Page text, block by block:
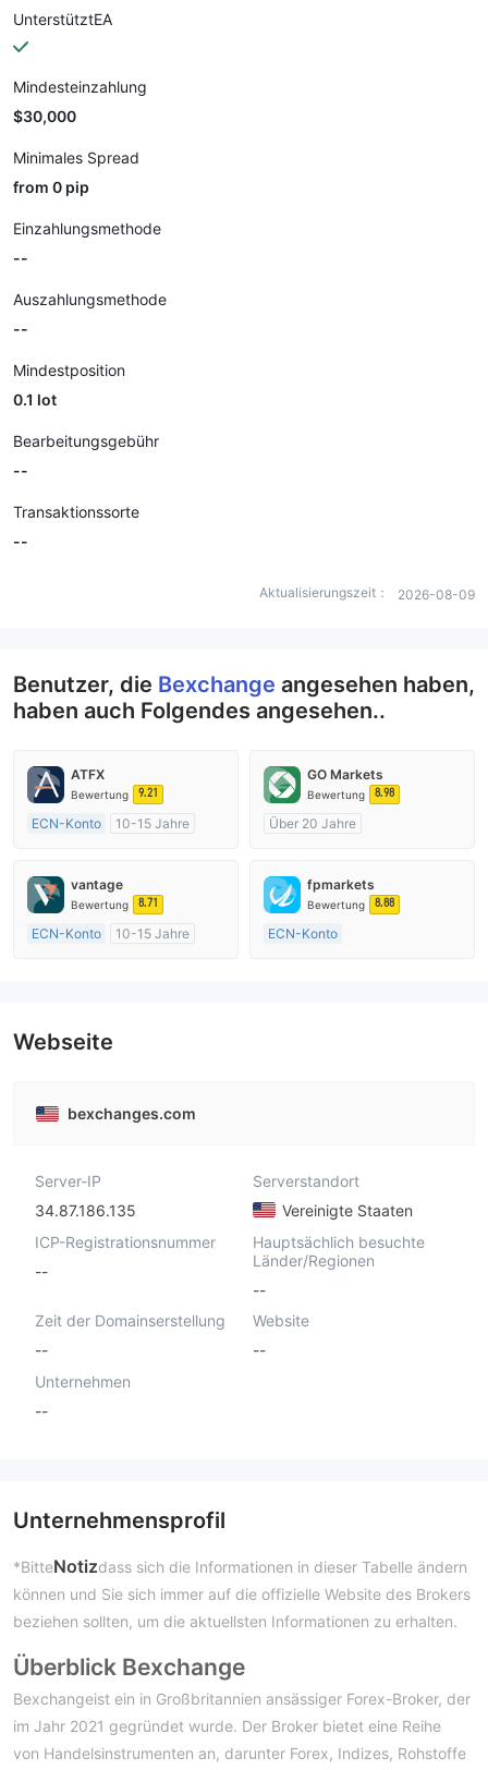
UnterstütztEA
Mindesteinzahlung
$30,000
Minimales Spread
from 0 pip
Einzahlungsmethode
--
Auszahlungsmethode
--
Mindestposition
0.1 lot
Bearbeitungsgebühr
--
Transaktionssorte
--
Aktualisierungszeit： 2026-08-09
Benutzer, die Bexchange angesehen haben,
haben auch Folgendes angesehen..
ATFX
Bewertung 9.21
ECN-Konto
10-15 Jahre
Market Making (MM)
MT4-Volllizenz
GO Markets
Bewertung 8.98
Über 20 Jahre
Market Making (MM)
cTrader
vantage
Bewertung 8.71
ECN-Konto
10-15 Jahre
fpmarkets
Bewertung 8.88
ECN-Konto
Webseite
bexchanges.com
Server-IP
34.87.186.135
Serverstandort
Vereinigte Staaten
ICP-Registrationsnummer
--
Hauptsächlich besuchte
Länder/Regionen
--
Zeit der Domainserstellung
--
Website
--
Unternehmen
--
Unternehmensprofil
*BitteNotizdass sich die Informationen in dieser Tabelle ändern
können und Sie sich immer auf die offizielle Website des Brokers
beziehen sollten, um die aktuellsten Informationen zu erhalten.
Überblick Bexchange
Bexchangeist ein in Großbritannien ansässiger Forex-Broker, der
im Jahr 2021 gegründet wurde. Der Broker bietet eine Reihe
von Handelsinstrumenten an, darunter Forex, Indizes, Rohstoffe